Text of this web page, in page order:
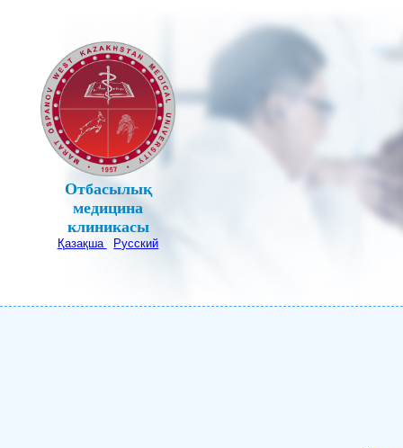
Отбасылық
медицина
клиникасы
Қазақша Русский